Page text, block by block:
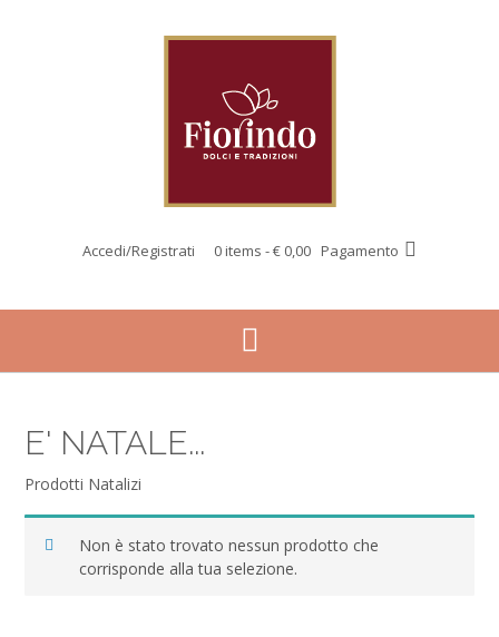
Accedi/Registrati 0 items - € 0,00 Pagamento
E' NATALE...
Prodotti Natalizi
Non è stato trovato nessun prodotto che
corrisponde alla tua selezione.